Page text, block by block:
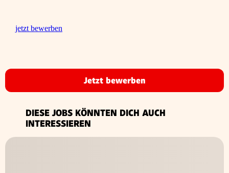
jetzt bewerben
Jetzt bewerben
DIESE JOBS KÖNNTEN DICH AUCH
INTERESSIEREN